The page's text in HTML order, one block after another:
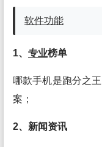
软件功能
1、 专业榜单
哪款手机是跑分之
案；
2、新闻资讯